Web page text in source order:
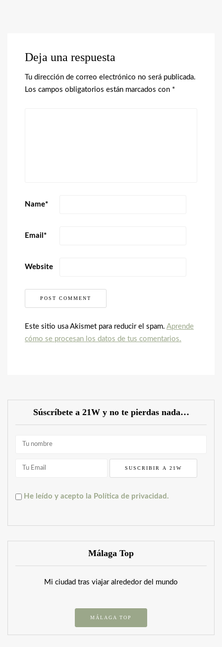
Deja una respuesta
Tu dirección de correo electrónico no será publicada.
Los campos obligatorios están marcados con *
Name*
Email *
Website
Este sitio usa Akismet para reducir el spam. Aprende
cómo se procesan los datos de tus comentarios.
Súscríbete a 21W y no te pierdas nada…
He leído y acepto la Política de privacidad.
Málaga Top
Mi ciudad tras viajar alrededor del mundo
MÁLAGA TOP